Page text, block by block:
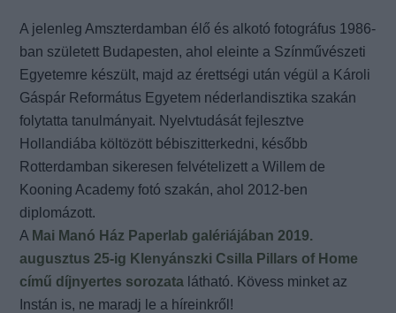
A jelenleg Amszterdamban élő és alkotó fotográfus 1986-
ban született Budapesten, ahol eleinte a Színművészeti
Egyetemre készült, majd az érettségi után végül a Károli
Gáspár Református Egyetem néderlandisztika szakán
folytatta tanulmányait. Nyelvtudását fejlesztve
Hollandiába költözött bébiszitterkedni, később
Rotterdamban sikeresen felvételizett a Willem de
Kooning Academy fotó szakán, ahol 2012-ben
diplomázott.
A Mai Manó Ház Paperlab galériájában 2019.
augusztus 25-ig Klenyánszki Csilla Pillars of Home
című díjnyertes sorozata látható. Kövess minket az
Instán is, ne maradj le a híreinkről!